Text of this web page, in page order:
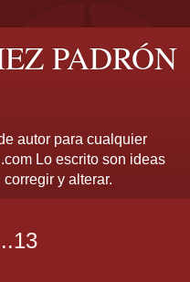
PADRÓN
autor para cualquier
Lo escrito son ideas
y alterar.